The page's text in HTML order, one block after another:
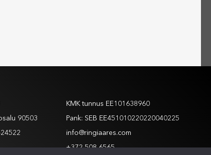
90503
KMK tunnus EE101638960
Pank: SEB EE451010220220040225
info@ringiaares.com
+372 508 6565